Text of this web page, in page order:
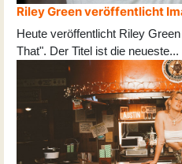
Riley Green veröffentlicht
Heute veröffentlicht Riley
That". Der Titel ist die neueste...